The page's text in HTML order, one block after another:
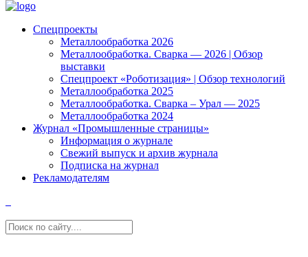
Спецпроекты
Металлообработка 2026
Металлообработка. Сварка — 2026 | Обзор
выставки
Спецпроект «Роботизация» | Обзор технологий
Металлообработка 2025
Металлообработка. Сварка – Урал — 2025
Металлообработка 2024
Журнал «Промышленные страницы»
Информация о журнале
Свежий выпуск и архив журнала
Подписка на журнал
Рекламодателям